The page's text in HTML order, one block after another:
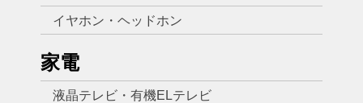
イヤホン・ヘッドホン
家電
液晶テレビ・有機ELテレビ